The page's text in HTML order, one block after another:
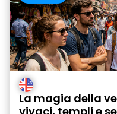
La magia della